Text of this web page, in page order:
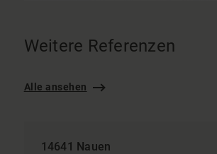
Weitere Referenzen
Alle ansehen
14641 Nauen